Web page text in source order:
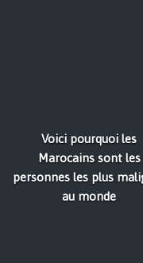
Voici pourquoi les
Marocains sont les
personnes les plus
au monde